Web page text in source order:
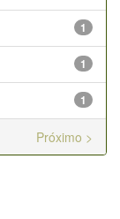
1
1
1
Próximo >